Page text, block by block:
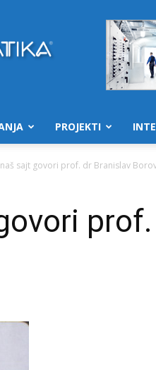
PROJEKTI
sajt govori prof. dr Branislav